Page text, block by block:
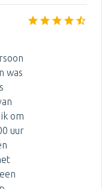
was
om
uur